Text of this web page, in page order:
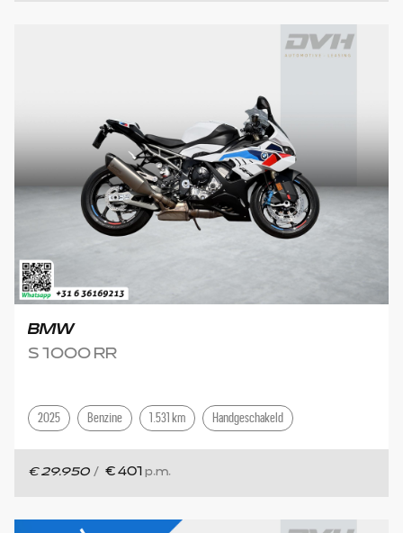
BMW
S 1000 RR
2025 Benzine 1.531 km Handgeschakeld
€ 29.950 / € 401 p.m.